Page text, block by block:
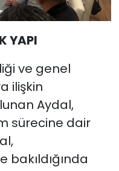
YAPI
ve genel
ilişkin
Aydal,
sürecine dair
bakıldığında